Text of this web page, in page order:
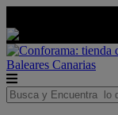
Baleares Canarias